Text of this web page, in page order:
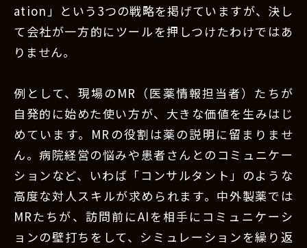
ation」という3つの戦略を掲げていますが、決し
て会社が一方的にツールを押しつけたわけではあ
りません。
例として、現場のMR（医薬情報担当者）たちが
自発的に始めた使い方が、大きな価値を生みはじ
めています。MRの役割は薬の説明に留まりませ
ん。病院経営の悩みや患者さんとのコミュニケー
ションなど、いわば「コンサルタント」のような
高度な対人スキルが求められます。中外製薬では
MRたちが、訪問前にAIを相手にコミュニケーシ
ョンの壁打ちをして、シミュレーションを繰り返